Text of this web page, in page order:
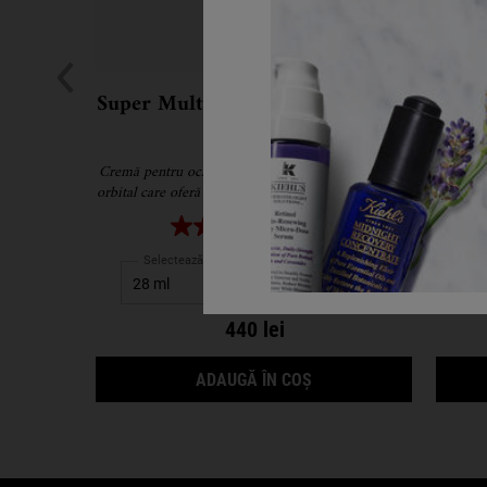
Super Multi-Corrective Eye Zone
Treatment
Cremă pentru ochi antirid care vizează zona osului
orbital care oferă un aspect vizibil întinerit, întins și
neted. 4.5
Selectează gramajul
440 lei
ADAUGĂ ÎN COȘ SUPER MULTI-
Cremă